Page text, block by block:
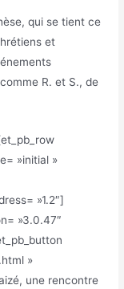
qui se tient ce
et
R. et S., de
»initial »
»1.2″]
»3.0.47″
»
une rencontre